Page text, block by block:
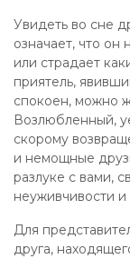
Увидеть во сне
означает, что
или страдает
приятель,
спокоен, можно
Возлюбленный,
скорому
и немощные
разлуке с вами,
неуживчивости
Для
друга,